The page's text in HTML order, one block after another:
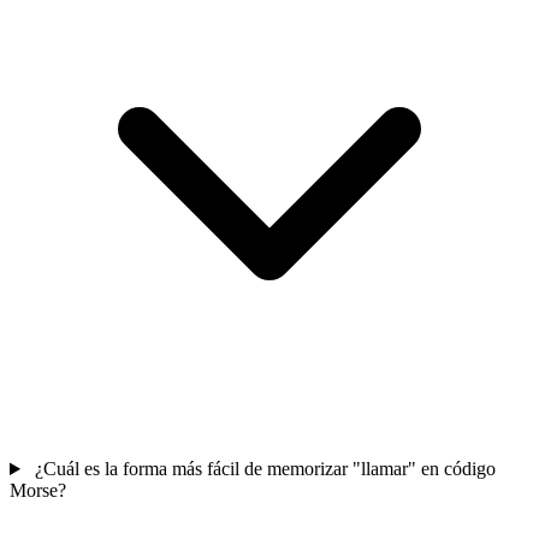
¿Cuál es la forma más fácil de memorizar "llamar" en código
Morse?